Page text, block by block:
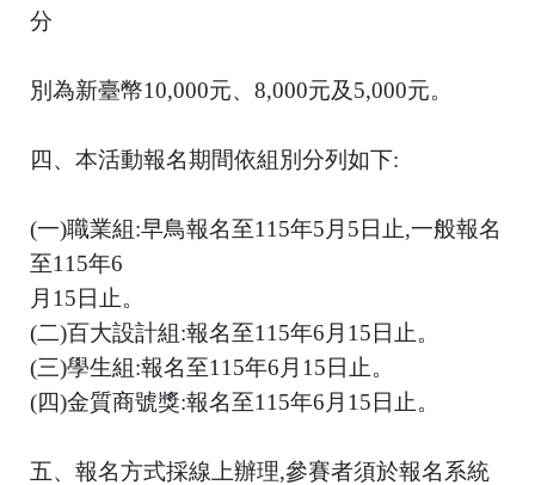
分
別為新臺幣10,000元、8,000元及5,000元。
四、本活動報名期間依組別分列如下:
(一)職業組:早鳥報名至115年5月5日止,一般報名
至115年6
月15日止。
(二)百大設計組:報名至115年6月15日止。
(三)學生組:報名至115年6月15日止。
(四)金質商號獎:報名至115年6月15日止。
五、報名方式採線上辦理,參賽者須於報名系統